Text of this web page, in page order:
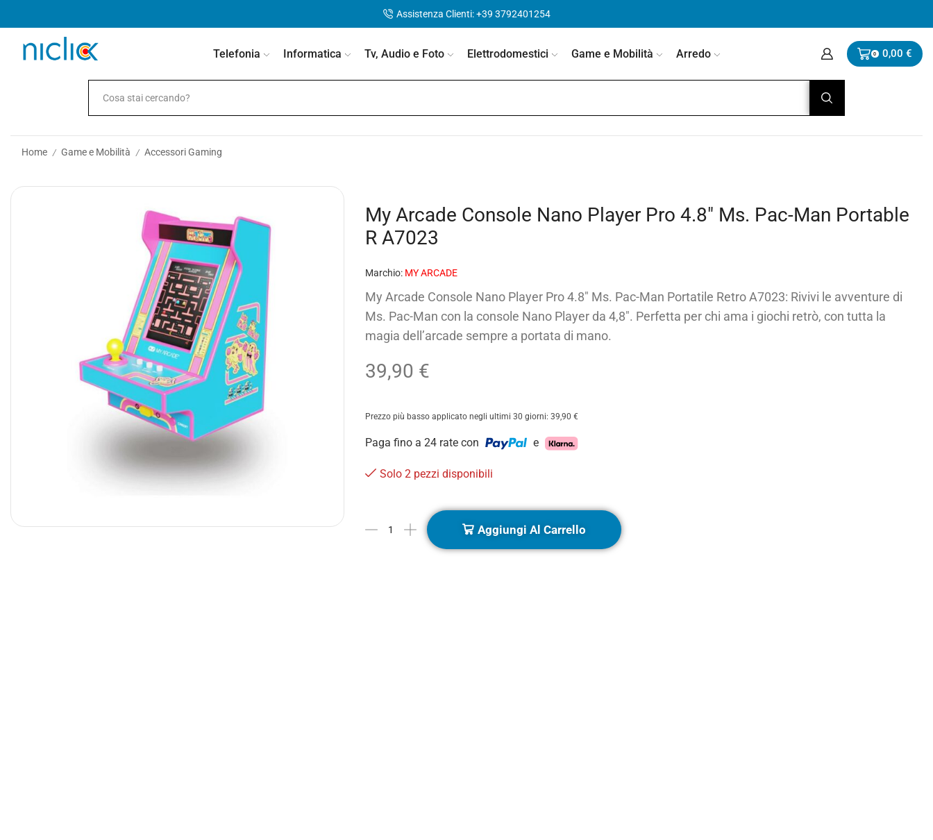
Assistenza Clienti: +39 3792401254
Telefonia Informatica Tv, Audio e Foto Elettrodomestici Game e Mobilità Arredo 0 0,00 €
Home / Game e Mobilità / Accessori Gaming
My Arcade Console Nano Player Pro 4.8″ Ms. Pac-Man Portable
R A7023
Marchio: MY ARCADE
My Arcade Console Nano Player Pro 4.8″ Ms. Pac-Man Portatile Retro A7023: Rivivi le avventure di
Ms. Pac-Man con la console Nano Player da 4,8″. Perfetta per chi ama i giochi retrò, con tutta la
magia dell’arcade sempre a portata di mano.
39,90 €
Prezzo più basso applicato negli ultimi 30 giorni: 39,90 €
Paga fino a 24 rate con e
Solo 2 pezzi disponibili
Aggiungi Al Carrello